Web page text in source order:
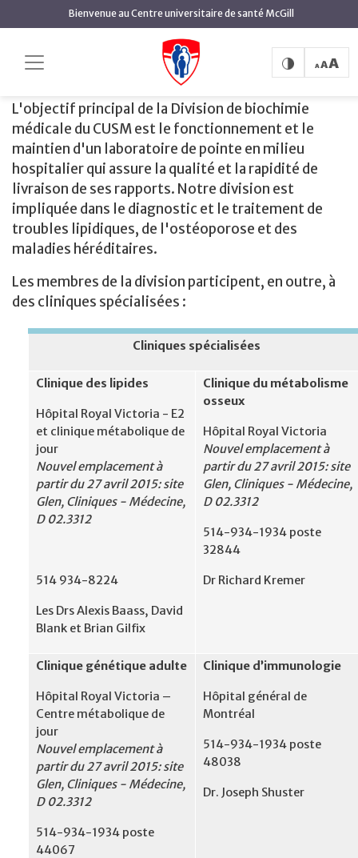
principal
Bienvenue au Centre universitaire de santé McGill
Soins et services
L'objectif principal de la Division de biochimie
médicale du CUSM est le fonctionnement et le
maintien d'un laboratoire de pointe en milieu
hospitalier qui assure la qualité et la rapidité de
livraison de ses rapports. Notre division est
impliquée dans le diagnostic et le traitement de
troubles lipidiques, de l'ostéoporose et des
maladies héréditaires.
Les membres de la division participent, en outre, à
des cliniques spécialisées :
Cliniques spécialisées
Clinique des lipides
Hôpital Royal Victoria - E2
et clinique métabolique de
jour
Nouvel emplacement à
partir du 27 avril 2015: site
Glen, Cliniques - Médecine,
D 02.3312
514 934-8224
Les Drs Alexis Baass, David
Blank et Brian Gilfix
Clinique du métabolisme
osseux
Hôpital Royal Victoria
Nouvel emplacement à
partir du 27 avril 2015: site
Glen, Cliniques - Médecine,
D 02.3312
514-934-1934 poste
32844
Dr Richard Kremer
Clinique génétique adulte
Hôpital Royal Victoria –
Centre métabolique de
jour
Nouvel emplacement à
partir du 27 avril 2015: site
Glen, Cliniques - Médecine,
D 02.3312
514-934-1934 poste
44067
Clinique d’immunologie
Hôpital général de
Montréal
514-934-1934 poste
48038
Dr. Joseph Shuster